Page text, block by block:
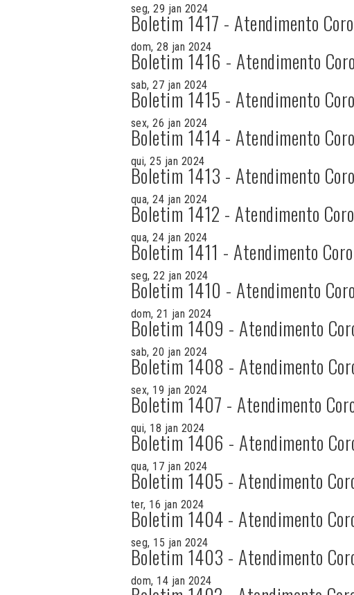
seg, 29 jan 2024
Boletim 1417 - Atendimento
dom, 28 jan 2024
Boletim 1416 - Atendimento
sab, 27 jan 2024
Boletim 1415 - Atendimento
sex, 26 jan 2024
Boletim 1414 - Atendimento
qui, 25 jan 2024
Boletim 1413 - Atendimento
qua, 24 jan 2024
Boletim 1412 - Atendimento
qua, 24 jan 2024
Boletim 1411 - Atendimento
seg, 22 jan 2024
Boletim 1410 - Atendimento
dom, 21 jan 2024
Boletim 1409 - Atendimento
sab, 20 jan 2024
Boletim 1408 - Atendimento
sex, 19 jan 2024
Boletim 1407 - Atendimento
qui, 18 jan 2024
Boletim 1406 - Atendimento
qua, 17 jan 2024
Boletim 1405 - Atendimento
ter, 16 jan 2024
Boletim 1404 - Atendimento
seg, 15 jan 2024
Boletim 1403 - Atendimento
dom, 14 jan 2024